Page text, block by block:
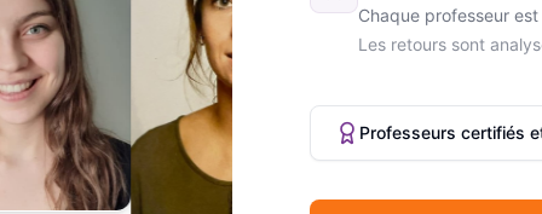
Chaque professeur
Les retours sont
Professeurs certifiés